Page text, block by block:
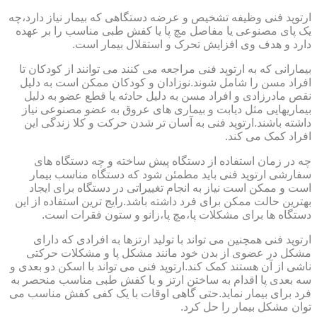
ارتوپد فنی وظیفه تشخیص و عرضه دستگاهی که بیمار نیاز دارد،چه
یک پای مصنوعی یا مفاصل مچ پا یا کفش طبی مناسب را بر عهده
دارد و هدف وی افزایش تحرک و استقلال بیمار است.
بیمارانی که به ارتوپد فنی مراجعه می کنند می توانند از کودکان تا
افراد مسن را شامل شوند.نوزادان و کودکان ممکن است به دلیل
نقص مادرزادی و افراد مسن به دلیل حادثه یا قطع عضو به دلیل
بیماریهایی مثل دیابت و بیماری های عروق به عضو مصنوعی نیاز
داشته باشند.ارتوپد فنی به آسان تر شدن حرکت و کلا زندگی این
افراد کمک می کند.
چه در زمان استفاده از دستگاه پیش ساخته و چه دستگاه های
سفارشی ارتوپد فنی باید مطمئن شود که دستگاه مناسب بیمار
است و ممکن است نیاز به انجام تغییراتی در دستگاه برای ایجاد
بهترین حالت ممکن برای فرد داشته باشد.رایج ترین استفاده از این
دستگاه ها برای مشکلات پا،مچ پا،زانو و ستون فقرات است.
ارتوپد فنی همچنین می تواند با تولید ارتزها به افرادی که دارای
مشکل در عضوی از بدن خود مانند مشکل پا و مشکلات حرکتی
ناشی از آن هستند کمک کند.ارتوپد فنی می تواند با اسکن دو بعدی و
سه بعدی پا اقدام به ساختن ارتز و یا کفش طبی مناسب منحصر به
فرد برای بیمار نماید.حتی گاهی اوقات با یک کفی کفش مناسب می
توان مشکل بیمار را حل کرد.